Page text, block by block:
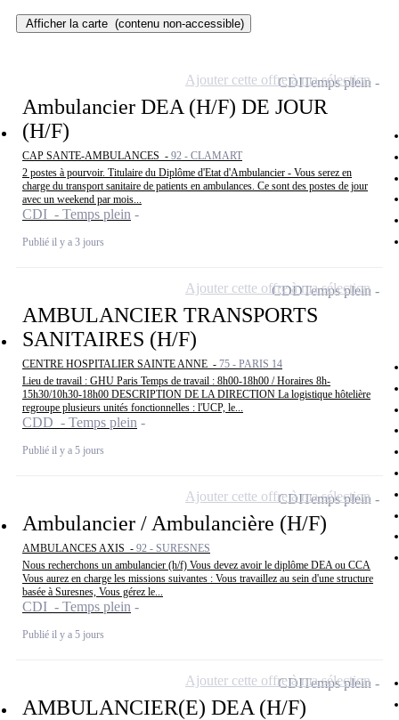
Afficher la carte (contenu non-accessible)
Ambulancier DEA (H/F) DE JOUR
(H/F)
CAP SANTE-AMBULANCES - 92 - CLAMART
2 postes à pourvoir. Titulaire du Diplôme d'Etat d'Ambulancier - Vous serez en
charge du transport sanitaire de patients en ambulances. Ce sont des postes de jour
avec un weekend par mois...
CDI - Temps plein
Publié il y a 3 jours
CDITemps plein
Ajouter cette offre à ma sélection
AMBULANCIER TRANSPORTS
SANITAIRES (H/F)
CENTRE HOSPITALIER SAINTE ANNE - 75 - PARIS 14
Lieu de travail : GHU Paris Temps de travail : 8h00-18h00 / Horaires 8h-
15h30/10h30-18h00 DESCRIPTION DE LA DIRECTION La logistique hôtelière
regroupe plusieurs unités fonctionnelles : l'UCP, le...
CDD - Temps plein
Publié il y a 5 jours
CDDTemps plein
Ajouter cette offre à ma sélection
Ambulancier / Ambulancière (H/F)
AMBULANCES AXIS - 92 - SURESNES
Nous recherchons un ambulancier (h/f) Vous devez avoir le diplôme DEA ou CCA
Vous aurez en charge les missions suivantes : Vous travaillez au sein d'une structure
basée à Suresnes, Vous gérez le...
CDI - Temps plein
Publié il y a 5 jours
CDITemps plein
Ajouter cette offre à ma sélection
AMBULANCIER(E) DEA (H/F)
CDITemps plein
Ajouter cette offre à ma sélection